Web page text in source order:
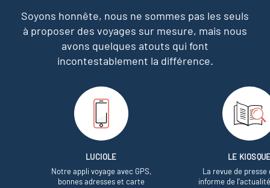
Soyons honnête, nous ne sommes pas les seuls
à proposer des voyages sur mesure, mais nous
avons quelques atouts qui font
incontestablement la différence.
LUCIOLE
Notre appli voyage avec GPS,
bonnes adresses et carte
LE
La revue de presse
informe de